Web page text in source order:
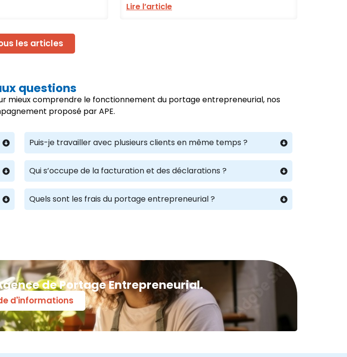
Lire l’article
les articles
questions
mieux comprendre le fonctionnement du portage entrepreneurial, nos
proposé par APE.
Puis-je travailler avec plusieurs clients en même temps ?
Qui s’occupe de la facturation et des déclarations ?
Quels sont les frais du portage entrepreneurial ?
de Portage Entrepreneurial.
d'informations